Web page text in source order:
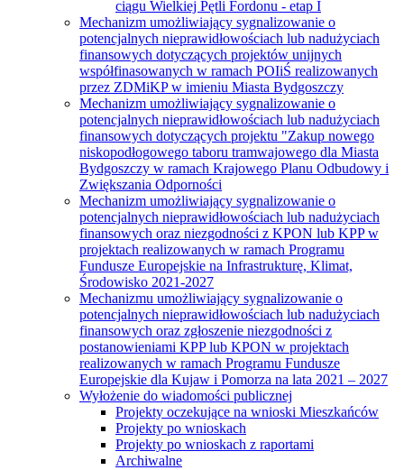
ciągu Wielkiej Pętli Fordonu - etap I
Mechanizm umożliwiający sygnalizowanie o
potencjalnych nieprawidłowościach lub nadużyciach
finansowych dotyczących projektów unijnych
współfinasowanych w ramach POIiŚ realizowanych
przez ZDMiKP w imieniu Miasta Bydgoszczy
Mechanizm umożliwiający sygnalizowanie o
potencjalnych nieprawidłowościach lub nadużyciach
finansowych dotyczących projektu "Zakup nowego
niskopodłogowego taboru tramwajowego dla Miasta
Bydgoszczy w ramach Krajowego Planu Odbudowy i
Zwiększania Odporności
Mechanizm umożliwiający sygnalizowanie o
potencjalnych nieprawidłowościach lub nadużyciach
finansowych oraz niezgodności z KPON lub KPP w
projektach realizowanych w ramach Programu
Fundusze Europejskie na Infrastrukturę, Klimat,
Środowisko 2021-2027
Mechanizmu umożliwiający sygnalizowanie o
potencjalnych nieprawidłowościach lub nadużyciach
finansowych oraz zgłoszenie niezgodności z
postanowieniami KPP lub KPON w projektach
realizowanych w ramach Programu Fundusze
Europejskie dla Kujaw i Pomorza na lata 2021 – 2027
Wyłożenie do wiadomości publicznej
Projekty oczekujące na wnioski Mieszkańców
Projekty po wnioskach
Projekty po wnioskach z raportami
Archiwalne